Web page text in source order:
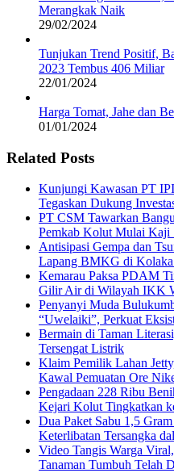
Merangkak Naik
29/02/2024
Tunjukan Trend Positif,
2023 Tembus 406 Miliar
22/01/2024
Harga Tomat, Jahe dan
01/01/2024
Related Posts
Kunjungi Kawasan PT
Tegaskan Dukung
PT CSM Tawarkan
Pemkab Kolut Mulai Kaji
Antisipasi Gempa dan
Lapang BMKG di
Kemarau Paksa PDAM
Gilir Air di Wilayah IKK
Penyanyi Muda
“Uwelaiki”, Perkuat
Bermain di Taman
Tersengat Listrik
Klaim Pemilik Lahan
Kawal Pemuatan Ore
Pengadaan 228 Ribu
Kejari Kolut Tingkatkan
Dua Paket Sabu 1,5
Keterlibatan Tersangka
Video Tangis Warga
Tanaman Tumbuh Telah